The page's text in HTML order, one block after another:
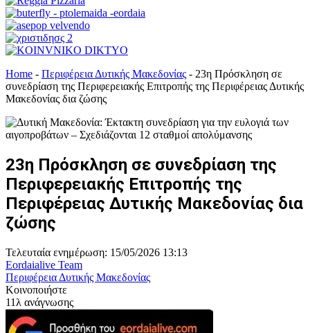
Home - Περιφέρεια Δυτικής Μακεδονίας - 23η Πρόσκληση σε
συνεδρίαση της Περιφερειακής Επιτροπής της Περιφέρειας Δυτικής
Μακεδονίας δια ζώσης
23η Πρόσκληση σε συνεδρίαση της
Περιφερειακής Επιτροπής της
Περιφέρειας Δυτικής Μακεδονίας δια
ζώσης
Τελευταία ενημέρωση: 15/05/2026 13:13
Eordaialive Team
Περιφέρεια Δυτικής Μακεδονίας
Κοινοποιήστε
11λ ανάγνωσης